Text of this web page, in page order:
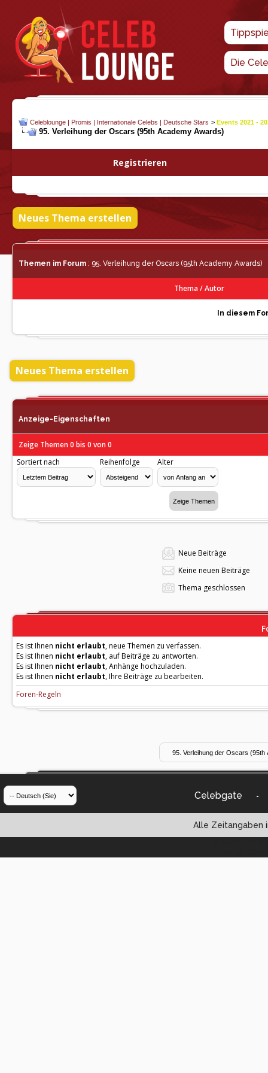
Die
Celeblounge | Promis | Internationale Celebs | Deutsche Stars > Events 2021 -
95. Verleihung der Oscars (95th Academy Awards)
Registrieren
Neues Thema erstellen
Themen im Forum : 95. Verleihung der Oscars (95th Academy Awards)
Thema/Autor
In diesem
Neues Thema erstellen
Anzeige-Eigenschaften
Zeige Themen 0 bis 0 von 0
Sortiert nach
Reihenfolge Alter
Neue Beiträge
Keine neuen Beiträge
Thema geschlossen
Es ist Ihnen nicht erlaubt, neue Themen zu verfassen.
Es ist Ihnen nicht erlaubt, auf Beiträge zu antworten.
Es ist Ihnen nicht erlaubt, Anhänge hochzuladen.
Es ist Ihnen nicht erlaubt, Ihre Beiträge zu bearbeiten.
Foren-Regeln
Celebgate -
Alle Zeitangaben